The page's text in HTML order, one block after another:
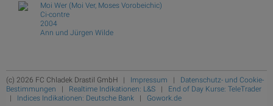
Moi Wer (Moi Ver, Moses Vorobeichic)
Ci-contre
2004
Ann und Jürgen Wilde
(c) 2026 FC Chladek Drastil GmbH | Impressum | Datenschutz- und Cookie-
Bestimmungen | Realtime Indikationen: L&S | End of Day Kurse: TeleTrader
| Indices Indikationen: Deutsche Bank | Gowork.de